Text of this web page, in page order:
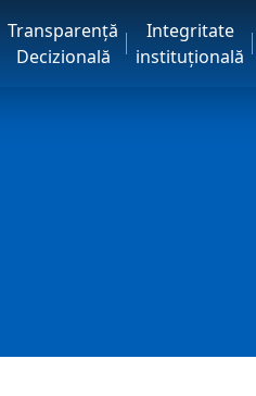
Transparență
Decizională
Integritate
instituțională